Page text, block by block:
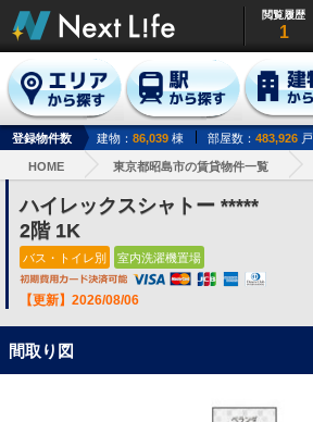
閲覧履歴
1
登録物件数 建物： 86,039 棟 部屋数： 483,926 戸
HOME 東京都昭島市の賃貸物件一覧
ハイレックスシャトー *****
2階 1K
バス・トイレ別 室内洗濯機置場
【更新】2026/08/06
間取り図